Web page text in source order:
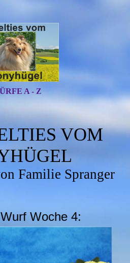
A - Z
VOM
Familie Spranger
Woche 4: